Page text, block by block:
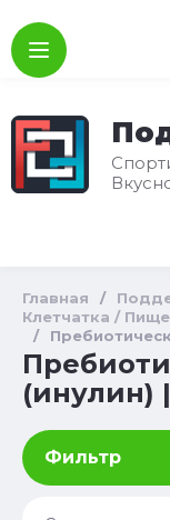
Главная /
Клетчатка /
/
(инулин)
Фильтр